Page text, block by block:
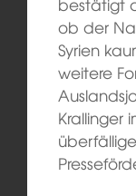
ob der
Syrien
weitere
Krallinger